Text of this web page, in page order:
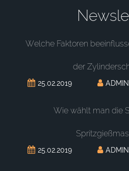
Welche Faktoren
der
25.02.2019 ADMIN
Wie wählt man die
25.02.2019 ADMIN